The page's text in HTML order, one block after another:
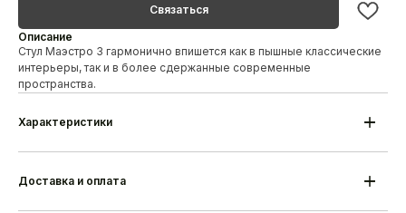
Связаться
Описание
Стул Маэстро 3 гармонично впишется как в пышные классические
интерьеры, так и в более сдержанные современные
пространства.
Характеристики
Высота
Ширина
Доставка и оплата